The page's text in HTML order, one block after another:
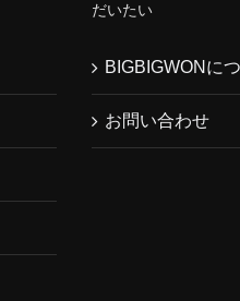
だいたい
BIGBIGWONに
お問い合わせ